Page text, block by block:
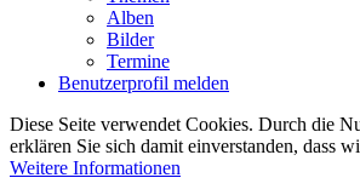
Alben
Bilder
Termine
Benutzerprofil melden
Diese Seite verwendet Cookies. Durch die
erklären Sie sich damit einverstanden, dass
Weitere Informationen